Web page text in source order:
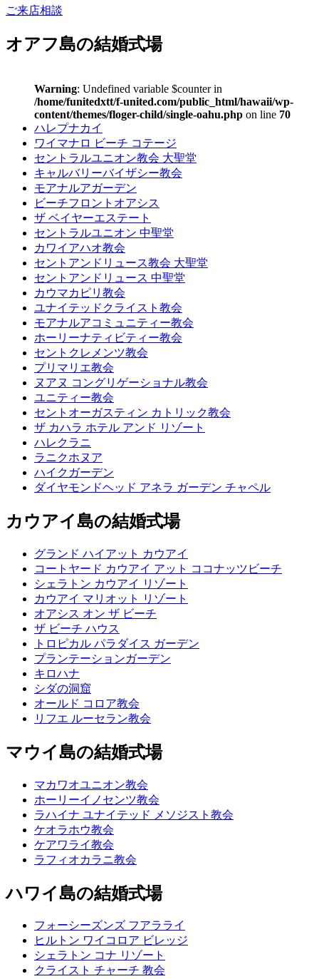
ご来店相談
オアフ島の結婚式場
Warning: Undefined variable $counter in
/home/funitedxtt/f-united.com/public_html/hawaii/wp-
content/themes/floger-child/single-oahu.php on line 70
ハレプナカイ
ワイマナロ ビーチ コテージ
セントラルユニオン教会 大聖堂
キャルバリーバイザシー教会
モアナルアガーデン
ビーチフロントオアシス
ザ ベイヤーエステート
セントラルユニオン 中聖堂
カワイアハオ教会
セントアンドリュース教会 大聖堂
セントアンドリュース 中聖堂
カウマカピリ教会
ユナイテッドクライスト教会
モアナルアコミュニティー教会
ホーリーナティビティー教会
セントクレメンツ教会
プリマリエ教会
ヌアヌ コングリゲーショナル教会
ユニティー教会
セントオーガスティン カトリック教会
ザ カハラ ホテル アンド リゾート
ハレクラニ
ラニクホヌア
ハイクガーデン
ダイヤモンドヘッド アネラ ガーデン チャペル
カウアイ島の結婚式場
グランド ハイアット カウアイ
コートヤード カウアイ アット ココナッツビーチ
シェラトン カウアイ リゾート
カウアイ マリオット リゾート
オアシス オン ザ ビーチ
ザ ビーチ ハウス
トロピカル パラダイス ガーデン
プランテーションガーデン
キロハナ
シダの洞窟
オールド コロア教会
リフエ ルーセラン教会
マウイ島の結婚式場
マカワオユニオン教会
ホーリーイノセンツ教会
ラハイナ ユナイテッド メソジスト教会
ケオラホウ教会
ケアワライ教会
ラフィオカラニ教会
ハワイ島の結婚式場
フォーシーズンズ フアラライ
ヒルトン ワイコロア ビレッジ
シェラトン コナ リゾート
クライスト チャーチ 教会